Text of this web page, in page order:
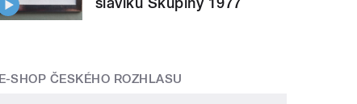
E-SHOP ČESKÉHO ROZHLASU